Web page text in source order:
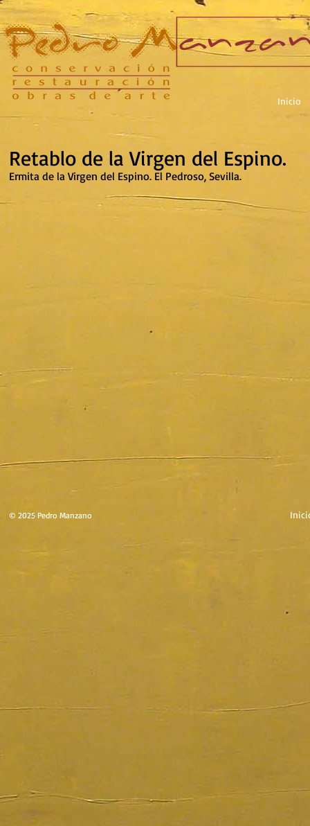
Inicio
Retablo de la Virgen del Espino.
Ermita de la Virgen del Espino. El Pedroso, Sevilla.
© 2025 Pedro Manzano